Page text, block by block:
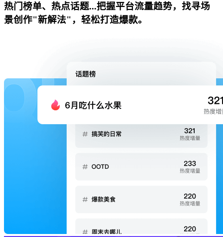
热门榜单、热点话题...把握平台流量趋势，找寻场
景创作"新解法"，轻松打造爆款。